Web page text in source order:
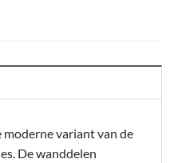
moderne variant van de
De wanddelen